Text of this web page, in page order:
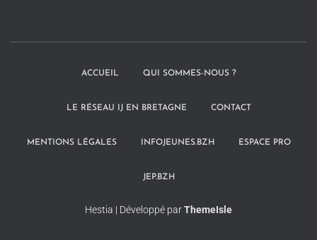
ACCUEIL QUI SOMMES-NOUS ?
LE RÉSEAU IJ EN BRETAGNE CONTACT
MENTIONS LÉGALES INFOJEUNES.BZH ESPACE PRO
JEP.BZH
Hestia | Développé parThemeIsle